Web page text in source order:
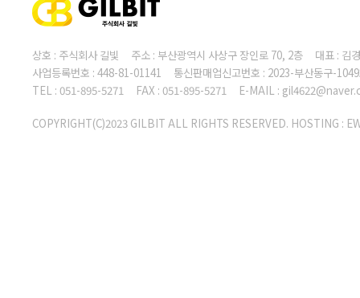
상호 : 주식회사 길빛 주소 : 부산광역시 사상구 장인로 70, 2층 대표 : 김
사업등록번호 : 448-81-01141 통신판매업신고번호 : 2023-부산동구-
TEL : 051-895-5271 FAX : 051-895-5271 E-MAIL :
COPYRIGHT(C)2023 GILBIT ALL RIGHTS RESERVED. HOSTING :